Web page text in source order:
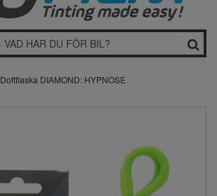
Doftflaska DIAMOND: HYPNOSE